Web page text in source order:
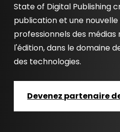
State of Digital Publishing
publication et une
professionnels des médias
l'édition, dans le domaine
des technologies.
Devenez partenaire